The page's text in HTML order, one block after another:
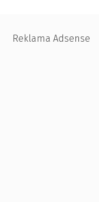
Reklama Adsense